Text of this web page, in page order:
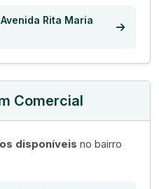
Rita Maria
Comercial
disponíveis no bairro